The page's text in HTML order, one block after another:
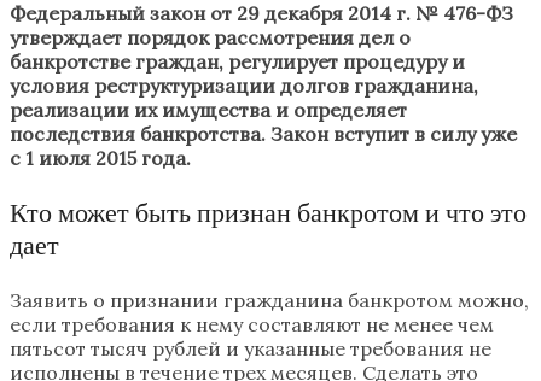
Федеральный закон от 29 декабря 2014 г. № 476-ФЗ
утверждает порядок рассмотрения дел о
банкротстве граждан, регулирует процедуру и
условия реструктуризации долгов гражданина,
реализации их имущества и определяет
последствия банкротства. Закон вступит в силу уже
с 1 июля 2015 года.
Кто может быть признан банкротом и что это
дает
Заявить о признании гражданина банкротом можно,
если требования к нему составляют не менее чем
пятьсот тысяч рублей и указанные требования не
исполнены в течение трех месяцев. Сделать это